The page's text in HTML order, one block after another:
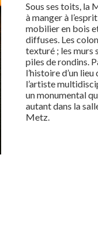
Sous ses toits, la
à manger à
mobilier en bois
diffuses. Les
texturé ; les murs
piles de rondins.
l’histoire d’un
l’artiste
un monumental
autant dans la
Metz.